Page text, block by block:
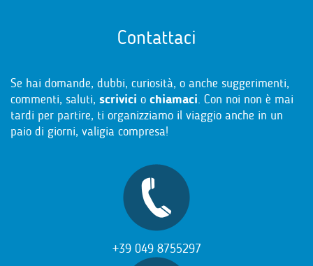
Contattaci
Se hai domande, dubbi, curiosità, o anche suggerimenti,
commenti, saluti, scrivici o chiamaci. Con noi non è mai
tardi per partire, ti organizziamo il viaggio anche in un
paio di giorni, valigia compresa!
+39 049 8755297